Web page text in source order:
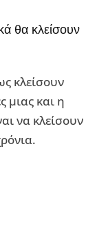
θα κλείσουν
κλείσουν
μιας και η
να κλείσουν